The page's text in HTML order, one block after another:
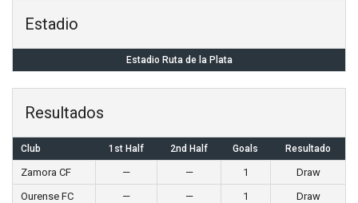
Estadio
Estadio Ruta de la Plata
Resultados
Club 1st Half 2nd Half Goals Resultado
Zamora CF — — 1
Draw
Ourense FC
— — 1 Draw